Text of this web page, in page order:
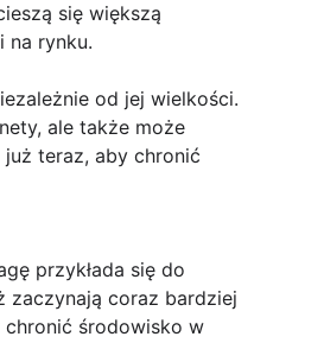
się większą
na rynku.
od jej wielkości.
ale także może
teraz, aby chronić
przykłada się do
zaczynają coraz bardziej
chronić środowisko w